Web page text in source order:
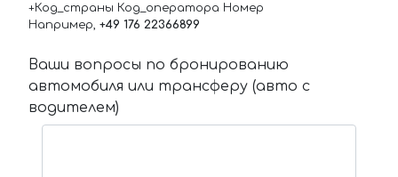
+Код_страны Код_оператора Номер
Например, +49 176 22366899
Ваши вопросы по бронированию
автомобиля или трансферу (авто с
водителем)